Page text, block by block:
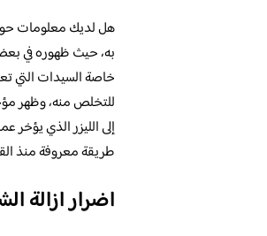
هل لديك معلومات حول
به، حيث ظهوره في بعض
خاصة السيدات التي
للتخلص منه، وظهر
إلى الليزر الذي يؤخر
طريقة معروفة منذ
اضرار ازالة